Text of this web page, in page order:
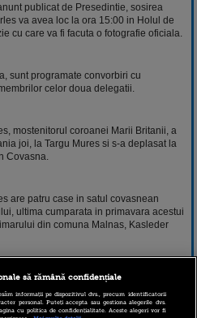
publicat de Presedintie, sosirea
va avea loc la ora 15:00 in Holul de
cu care va fi facuta o fotografie oficiala.
sunt programate convorbiri cu
celor doua delegatii.
mostenitorul coroanei Marii Britanii, a
joi, la Targu Mures si s-a deplasat la
Covasna.
are patru case in satul covasnean
ultima cumparata in primavara acestui
din comuna Malnas, Kasleder
Marii Britanii a fost in
mai multe ori, in ultimii ani, in vizite
Mures, Covasna, Harghita si Brasov.
să rămână confidențiale
informații pe dispozitivul dvs., precum identificatorii
personal. Puteți accepta sau gestiona alegerile dvs.
cu politica de confidențialitate. Aceste alegeri vor fi